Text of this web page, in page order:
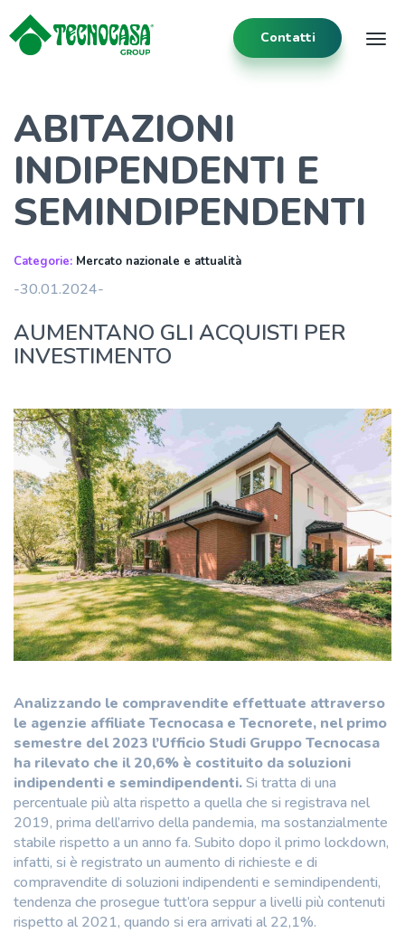
Contatti
ABITAZIONI
INDIPENDENTI E
SEMINDIPENDENTI
Categorie: Mercato nazionale e attualità
-30.01.2024-
AUMENTANO GLI ACQUISTI PER
INVESTIMENTO
Analizzando le compravendite effettuate attraverso
le agenzie affiliate Tecnocasa e Tecnorete, nel primo
semestre del 2023 l’Ufficio Studi Gruppo Tecnocasa
ha rilevato che il 20,6% è costituito da soluzioni
indipendenti e semindipendenti.Si tratta di una
percentuale più alta rispetto a quella che si registrava nel
2019, prima dell’arrivo della pandemia, ma sostanzialmente
stabile rispetto a un anno fa. Subito dopo il primo lockdown,
infatti, si è registrato un aumento di richieste e di
compravendite di soluzioni indipendenti e semindipendenti,
tendenza che prosegue tutt’ora seppur a livelli più contenuti
rispetto al 2021, quando si era arrivati al 22,1%.